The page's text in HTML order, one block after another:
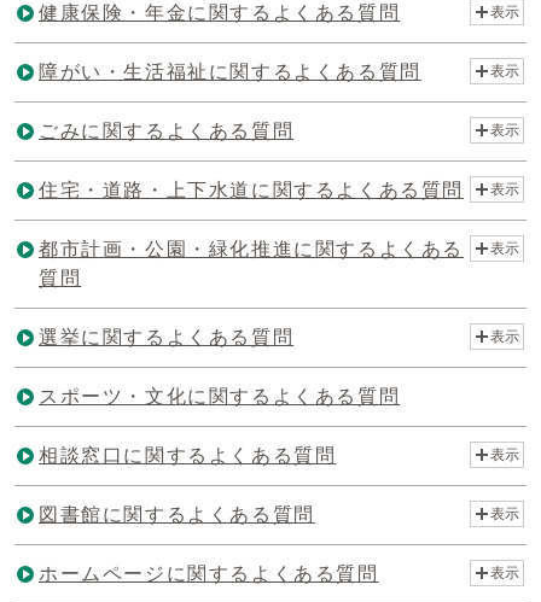
健康保険・年金に関するよくある質問 表示
障がい・生活福祉に関するよくある質問 表示
ごみに関するよくある質問 表示
住宅・道路・上下水道に関するよくある質問 表示
都市計画・公園・緑化推進に関するよくある
質問
表示
選挙に関するよくある質問 表示
スポーツ・文化に関するよくある質問
相談窓口に関するよくある質問 表示
図書館に関するよくある質問 表示
ホームページに関するよくある質問 表示